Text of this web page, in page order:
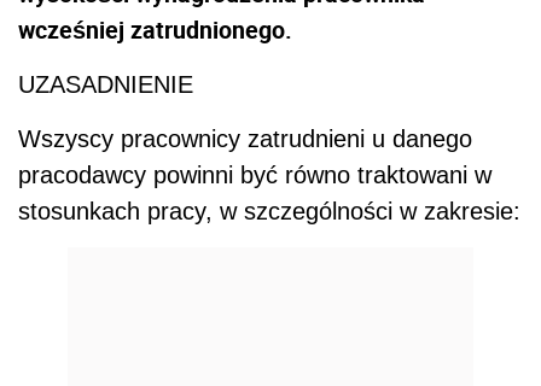
wcześniej zatrudnionego.
UZASADNIENIE
Wszyscy pracownicy zatrudnieni u danego
pracodawcy powinni być równo traktowani w
stosunkach pracy, w szczególności w zakresie: